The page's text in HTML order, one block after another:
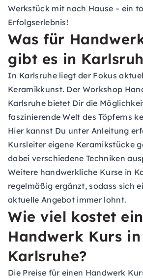
Werkstück mit nach Hause – ein
Erfolgserlebnis!
Was für
gibt es in
In Karlsruhe liegt der Fokus
Keramikkunst. Der Workshop
Karlsruhe bietet Dir die
faszinierende Welt des Töpferns
Hier kannst Du unter Anleitung
Kursleiter eigene Keramikstücke
dabei verschiedene Techniken
Weitere handwerkliche Kurse in
regelmäßig ergänzt, sodass sich
aktuelle Angebot immer lohnt.
Wie viel kostet ein
Handwerk Kurs in
Karlsruhe?
Die Preise für einen Handwerk